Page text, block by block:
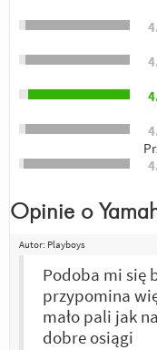
Opinie o
Autor: Playboys
Podoba mi się
przypomina
mało pali jak
dobre osiągi